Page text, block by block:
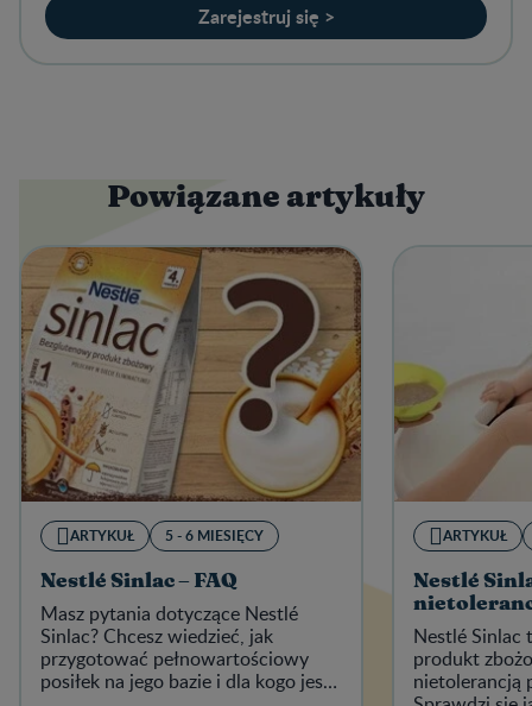
Zarejestruj się >
Powiązane artykuły
ARTYKUŁ 5 - 6 MIESIĘCY
Nestlé Sinlac – FAQ
Masz pytania dotyczące Nestlé
Sinlac? Chcesz wiedzieć, jak
przygotować pełnowartościowy
posiłek na jego bazie i dla kogo jest
ARTYKUŁ
Nestlé
Nestlé Sinlac
produkt
nietolerancją